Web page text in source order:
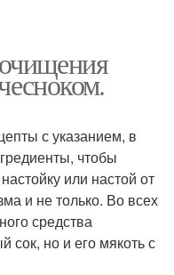
с указанием, в
чтобы
или настой от
и не только. Во всех
средства
сок, но и его мякоть с